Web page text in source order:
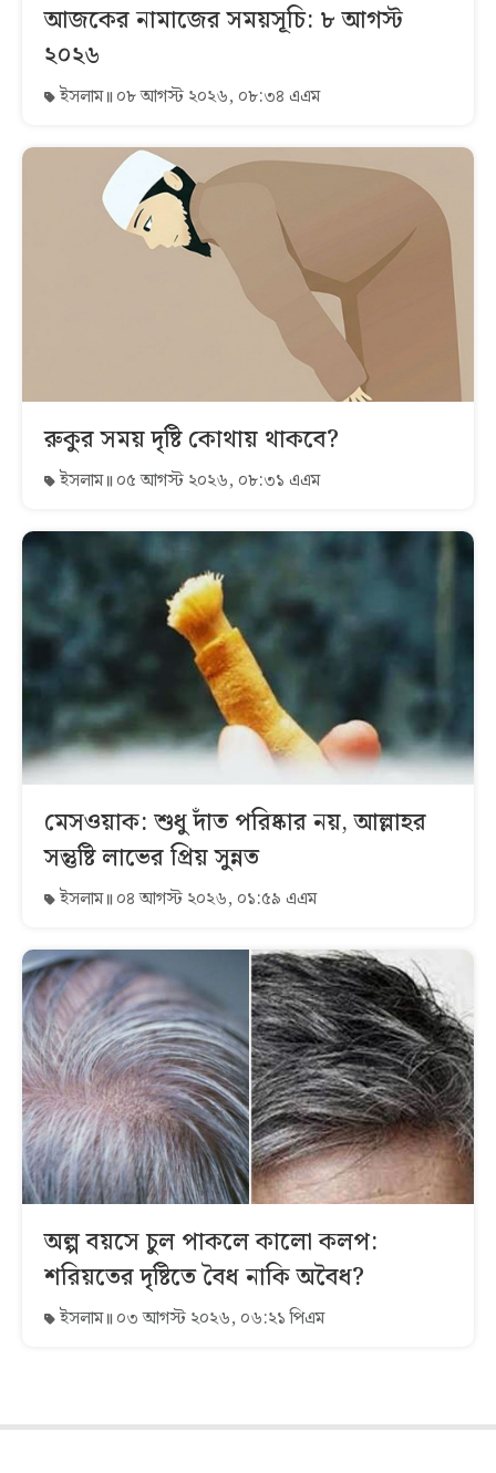
আজকের নামাজের সময়সূচি: ৮ আগস্ট
২০২৬
ইসলাম ০৮ আগস্ট ২০২৬, ০৮:৩৪ এএম
রুকুর সময় দৃষ্টি কোথায় থাকবে?
ইসলাম ০৫ আগস্ট ২০২৬, ০৮:৩১ এএম
মেসওয়াক: শুধু দাঁত পরিষ্কার নয়, আল্লাহর
সন্তুষ্টি লাভের প্রিয় সুন্নত
ইসলাম ০৪ আগস্ট ২০২৬, ০১:৫৯ এএম
অল্প বয়সে চুল পাকলে কালো কলপ:
শরিয়তের দৃষ্টিতে বৈধ নাকি অবৈধ?
ইসলাম ০৩ আগস্ট ২০২৬, ০৬:২১ পিএম